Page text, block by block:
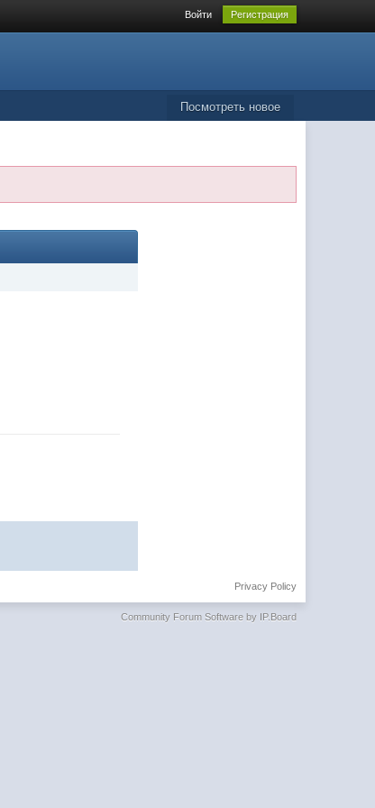
Войти Регистрация
Посмотреть новое
Privacy Policy
Community Forum Software by IP.Board